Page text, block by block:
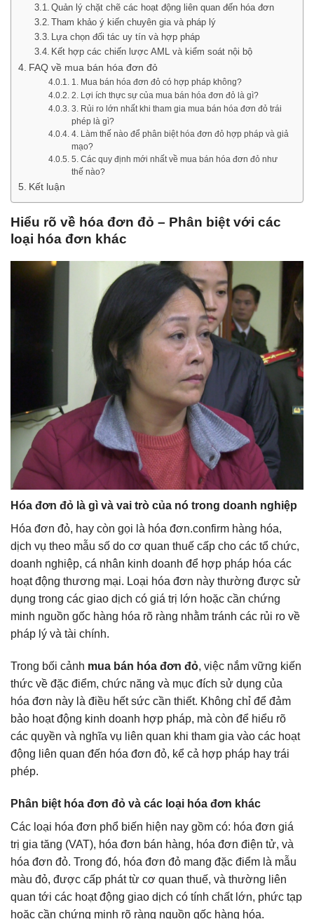
Quản lý chặt chẽ các hoạt động liên quan đến hóa đơn
Tham khảo ý kiến chuyên gia và pháp lý
Lựa chọn đối tác uy tín và hợp pháp
Kết hợp các chiến lược AML và kiểm soát nội bộ
FAQ về mua bán hóa đơn đỏ
1. Mua bán hóa đơn đỏ có hợp pháp không?
2. Lợi ích thực sự của mua bán hóa đơn đỏ là gì?
3. Rủi ro lớn nhất khi tham gia mua bán hóa đơn đỏ trái
phép là gì?
4. Làm thế nào để phân biệt hóa đơn đỏ hợp pháp và giả
mạo?
5. Các quy định mới nhất về mua bán hóa đơn đỏ như
thế nào?
Kết luận
Hiểu rõ về hóa đơn đỏ – Phân biệt với các
loại hóa đơn khác
Hóa đơn đỏ là gì và vai trò của nó trong doanh nghiệp
Hóa đơn đỏ, hay còn gọi là hóa đơn.confirm hàng hóa,
dịch vụ theo mẫu số do cơ quan thuế cấp cho các tổ chức,
doanh nghiệp, cá nhân kinh doanh để hợp pháp hóa các
hoạt động thương mại. Loại hóa đơn này thường được sử
dụng trong các giao dịch có giá trị lớn hoặc cần chứng
minh nguồn gốc hàng hóa rõ ràng nhằm tránh các rủi ro về
pháp lý và tài chính.
Trong bối cảnh mua bán hóa đơn đỏ, việc nắm vững kiến
thức về đặc điểm, chức năng và mục đích sử dụng của
hóa đơn này là điều hết sức cần thiết. Không chỉ để đảm
bảo hoạt động kinh doanh hợp pháp, mà còn để hiểu rõ
các quyền và nghĩa vụ liên quan khi tham gia vào các hoạt
động liên quan đến hóa đơn đỏ, kể cả hợp pháp hay trái
phép.
Phân biệt hóa đơn đỏ và các loại hóa đơn khác
Các loại hóa đơn phổ biến hiện nay gồm có: hóa đơn giá
trị gia tăng (VAT), hóa đơn bán hàng, hóa đơn điện tử, và
hóa đơn đỏ. Trong đó, hóa đơn đỏ mang đặc điểm là mẫu
màu đỏ, được cấp phát từ cơ quan thuế, và thường liên
quan tới các hoạt động giao dịch có tính chất lớn, phức tạp
hoặc cần chứng minh rõ ràng nguồn gốc hàng hóa.